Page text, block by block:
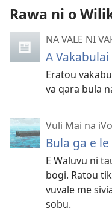
Rawa ni o
NA VALE NI
A Vakabulai
Eratou
va qara bula
Vuli Mai na
Bula ga e le
E Waluvu ni
bogi. Ratou
vuvale me
sobu.